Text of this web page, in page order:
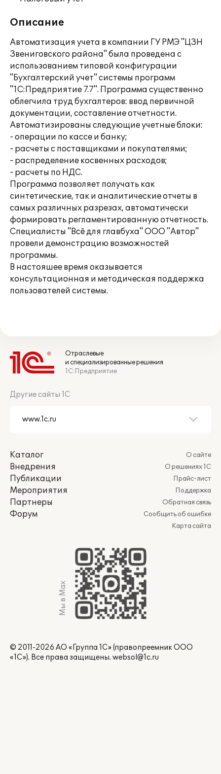
Описание
Автоматизация учета в компании ГУ РМЭ "ЦЗН
Звениговского района" была проведена с
использованием типовой конфигурации
"Бухгалтерский учет" системы программ
"1С:Предприятие 7.7". Программа существенно
облегчила труд бухгалтеров: ввод первичной
документации, составление отчетности.
Автоматизированы следующие учетные блоки:
- операции по кассе и банку;
- расчеты с поставщиками и покупателями;
- распределение косвенных расходов;
- расчеты по НДС.
Программа позволяет получать как
синтетические, так и аналитические отчеты в
самых различных разрезах, автоматически
формировать регламентированную отчетность.
Специалисты "Всё для главбуха" ООО "Автор"
провели демонстрацию возможностей
программы.
В настояшее время оказывается
консультационная и методическая поддержка
пользователей системы.
Отраслевые
и специализированные решения
1С:Предприятие
Другие сайты 1С
Каталог
Внедрения
Публикации
Мероприятия
Партнеры
Форум
О сайте
О решениях 1С
Прайс-лист
Поддержка
Обратная связь
Сообщить об ошибке
Карта сайта
Мы в Max
© 2011-2026 АО «Группа 1С» (правопреемник ООО
«1С»). Все права защищены. websol@1c.ru